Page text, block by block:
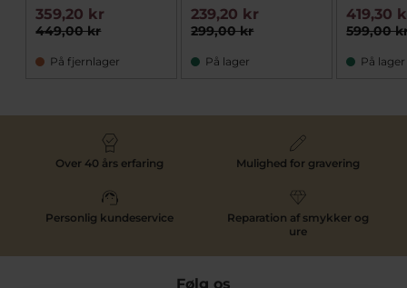
449,00 kr
359,20 kr
På fjernlager
299,00 kr
239,20 kr
På lager
599,00
419,30
På lager
Over 40 års erfaring Mulighed for gravering
Personlig kundeservice
Reparation af smykker og
ure
Følg os